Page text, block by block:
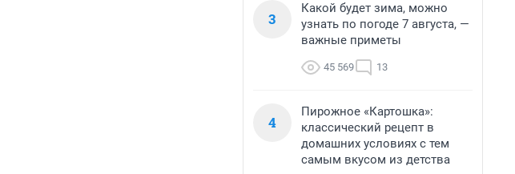
3
Какой будет зима, можно
узнать по погоде 7 августа, —
важные приметы
45 569 13
4
Пирожное «Картошка»:
классический рецепт в
домашних условиях с тем
самым вкусом из детства